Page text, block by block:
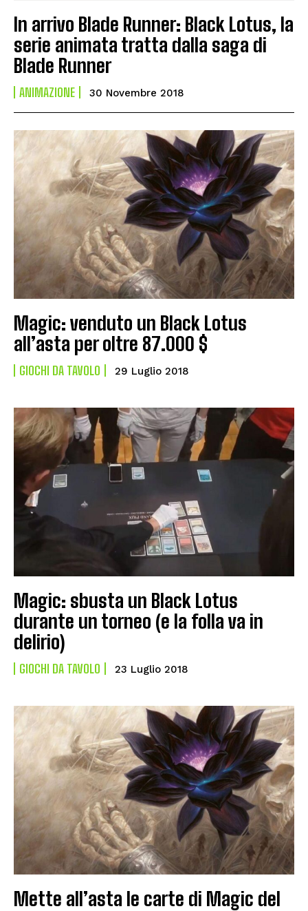
In arrivo Blade Runner: Black Lotus, la
serie animata tratta dalla saga di
Blade Runner
ANIMAZIONE 30 Novembre 2018
Magic: venduto un Black Lotus
all’asta per oltre 87.000 $
GIOCHI DA TAVOLO 29 Luglio 2018
Magic: sbusta un Black Lotus
durante un torneo (e la folla va in
delirio)
GIOCHI DA TAVOLO 23 Luglio 2018
Mette all’asta le carte di Magic del